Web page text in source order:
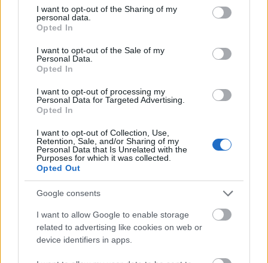
not limited to your visit or usage behaviour. You may click to
grant or deny consent to Google and its third-party tags to
use your data for below specified purposes in below Google
consent section.
I want to opt-out of the Sharing of my
personal data.
Opted In
I want to opt-out of the Sale of my
Personal Data.
Opted In
I want to opt-out of processing my
Personal Data for Targeted Advertising.
Opted In
I want to opt-out of Collection, Use,
Retention, Sale, and/or Sharing of my
Personal Data that Is Unrelated with the
Purposes for which it was collected.
Opted Out
Google consents
I want to allow Google to enable storage
related to advertising like cookies on web or
device identifiers in apps.
pedig dupla segítség, hogy még elrontani sem
szeretnéd a szép manikűrt. Nagyon érdekes az is,
hogy ha egyszerű akadályokat állítasz a rossz
szokásaid elé, akkor is könnyebben legyőzöd őket.
Ha például képtelen vagy megállni, hogy ne edd
vagy annyira éhes, próbáld meg a nem domináns
kezeddel enni. Több megfigyelés is bizonyítja, hogy
van. Fogyókúránál kipróbálhatod azt is, hogy –
persze csak amit fizikailag lehetséges –
evőpálcikával eszel, így az agyad jobban el lesz
foglalva a pálcika helyes használatával és nem
csúsznak le számolatlanul a kalóriák.
Keress kapcsolatot!
Reklámszakemberek régóta használják azt a
trükköt, hogy egy új terméket vagy szolgáltatást egy